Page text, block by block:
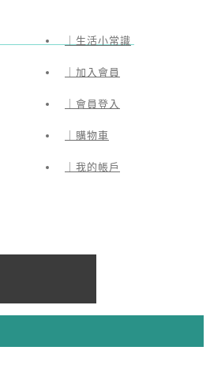
｜生活小常識
｜加入會員
｜會員登入
｜購物車
｜我的帳戶